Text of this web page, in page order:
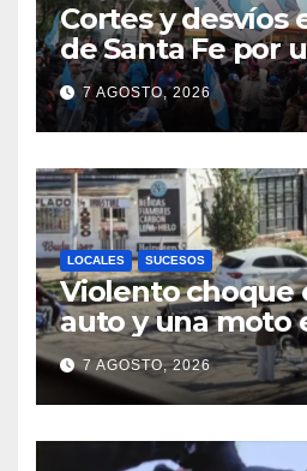
Cortes y desvíos
de Santa Fe por
de
sindicales
7 AGOSTO, 2026
LOCALES SUCESOS
Violento choque
auto y una moto
Alvear: una
tendida sobre la
7 AGOSTO, 2026